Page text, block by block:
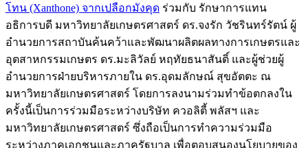
โทน (Xanthone) จากเปลือกมังคุด ร่วมกับ รักษาการแทน
อธิการบดี มหาวิทยาลัยเกษตรศาสตร์ ดร.จงรัก วัชรินทร์รัตน์ ผู้
อำนวยการสถาบันค้นคว้าและพัฒนาผลิตผลทางการเกษตรและ
อุตสาหกรรมเกษตร ดร.มะลิวัลย์​ หฤทัยธนาสันติ์ และผู้ช่วยผู้
อำนวยการฝ่ายบริหารภายใน ดร.อุดมลักษณ์ สุขอัตตะ ณ
มหาวิทยาลัยเกษตรศาสตร์ โดยการลงนามร่วมทำข้อตกลงใน
ครั้งนี้เป็นการร่วมมือระหว่างบริษัท ควอลิตี้ พลัสฯ และ
มหาวิทยาลัยเกษตรศาสตร์ ซึ่งถือเป็นการทำความร่วมมือ
ระหว่างภาคเอกชนและภาครัฐบาล เพื่อตอบสนองนโยบายของ